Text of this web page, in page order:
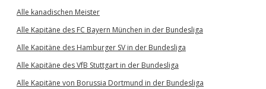
Alle kanadischen Meister
Alle Kapitäne des FC Bayern München in der Bundesliga
Alle Kapitäne des Hamburger SV in der Bundesliga
Alle Kapitäne des VfB Stuttgart in der Bundesliga
Alle Kapitäne von Borussia Dortmund in der Bundesliga